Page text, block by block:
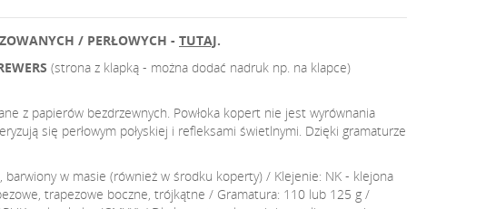
/ PERŁOWYCH - TUTAJ.
(strona z klapką - można dodać nadruk np. na klapce)
z papierów bezdrzewnych. Powłoka kopert nie jest wyrównania
się perłowym połyskiej i refleksami świetlnymi. Dzięki gramaturze
barwiony w masie (również w środku koperty) / Klejenie: NK - klejona
trapezowe boczne, trójkątne / Gramatura: 110 lub 125 g /